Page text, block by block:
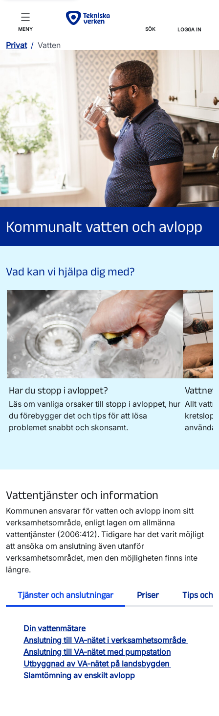
MENY SÖK LOGGA IN
Privat / Vatten
Kommunalt vatten och avlopp
Vad kan vi hjälpa dig med?
Har du stopp i avloppet?
Läs om vanliga orsaker till stopp i avloppet, hur
du förebygger det och tips för att lösa
problemet snabbt och skonsamt.
Allt
använda
Vattentjänster och information
Kommunen ansvarar för vatten och avlopp inom sitt
verksamhetsområde, enligt lagen om allmänna
vattentjänster (2006:412). Tidigare har det varit möjligt
att ansöka om anslutning även utanför
verksamhetsområdet, men den möjligheten finns inte
längre.
Tjänster och anslutningar Priser Tips och
Din vattenmätare
Anslutning till VA-nätet i verksamhetsområde
Anslutning till VA-nätet med pumpstation
Utbyggnad av VA-nätet på landsbygden
Slamtömning av enskilt avlopp